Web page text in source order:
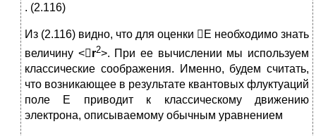
. (2.116)
Из (2.116) видно, что для оценки E необходимо знать
величину <r2>. При ее вычислении мы используем
классические соображения. Именно, будем считать,
что возникающее в результате квантовых флуктуаций
поле Е приводит к классическому движению
электрона, описываемому обычным уравнением